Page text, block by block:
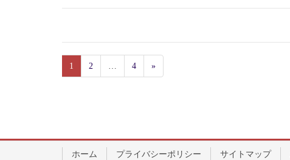
1 2 4 »
ホーム プライバシーポリシー サイトマップ